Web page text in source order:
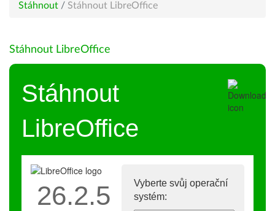
Stáhnout / Stáhnout LibreOffice
Stáhnout LibreOffice
Stáhnout
LibreOffice
Vyberte svůj operační
systém:
26.2.5